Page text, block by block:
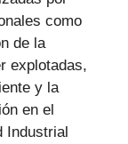
como
de la
explotadas,
y la
en el
Industrial